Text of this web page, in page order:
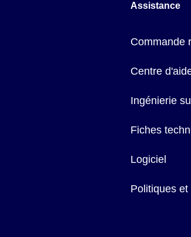
Assistance
Commande
Centre
Ingénierie
Fiches
Logiciel
Politiques